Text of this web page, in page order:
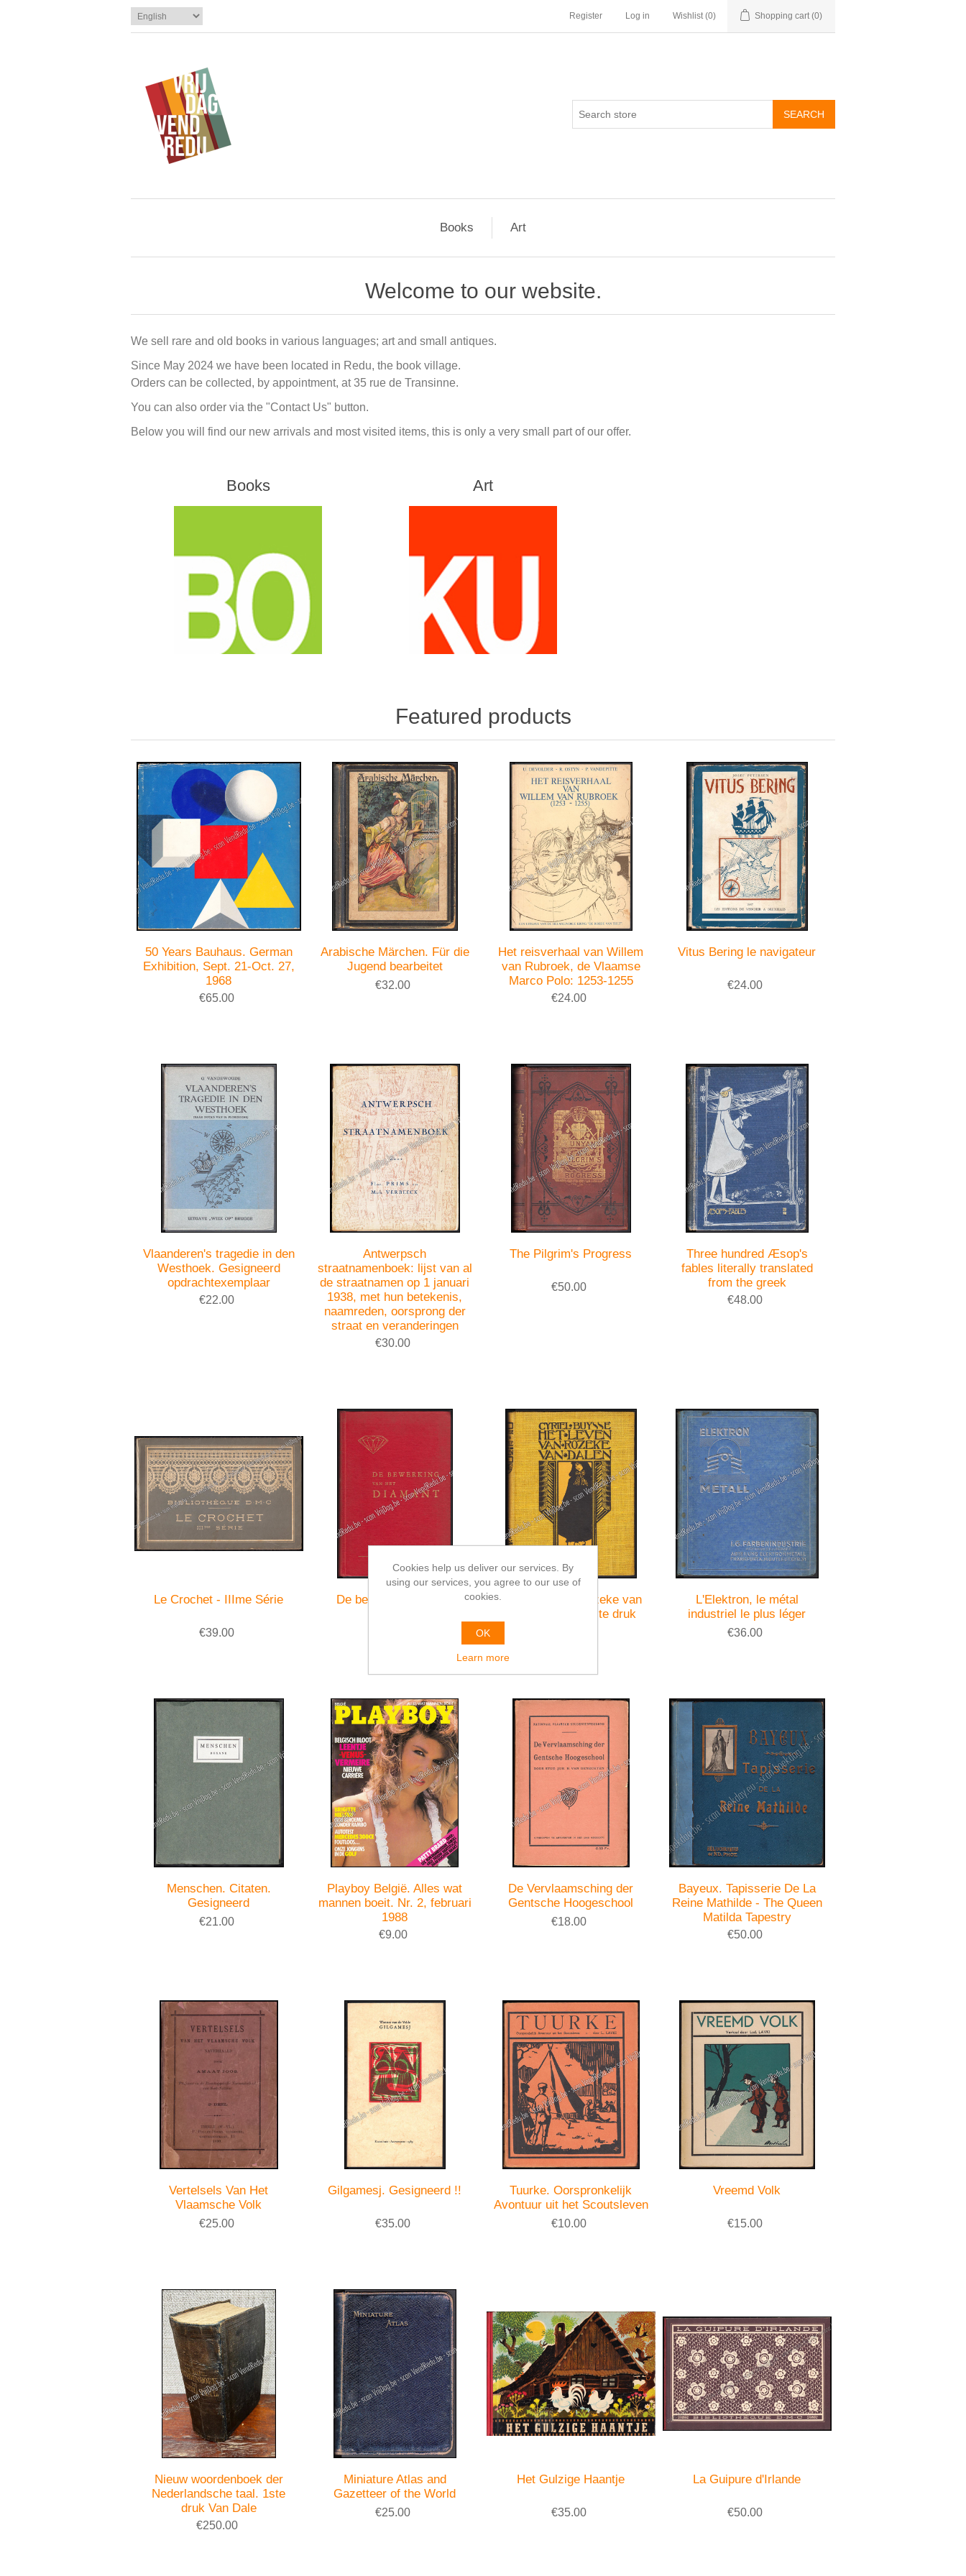
Register Log in Wishlist (0) Shopping cart (0)
Books Art
Welcome to our website.
We sell rare and old books in various languages; art and small antiques.
Since May 2024 we have been located in Redu, the book village.
Orders can be collected, by appointment, at 35 rue de Transinne.
You can also order via the "Contact Us" button.
Below you will find our new arrivals and most visited items, this is only a very small part of our offer.
Books Art
Featured products
50 Years Bauhaus. German
Exhibition, Sept. 21-Oct. 27,
1968
€65.00
Arabische Märchen. Für die
Jugend bearbeitet
€32.00
Het reisverhaal van Willem
van Rubroek, de Vlaamse
Marco Polo: 1253-1255
€24.00
Vitus Bering le navigateur
€24.00
Vlaanderen's tragedie in den
Westhoek. Gesigneerd
opdrachtexemplaar
€22.00
Antwerpsch
straatnamenboek: lijst van al
de straatnamen op 1 januari
1938, met hun betekenis,
naamreden, oorsprong der
straat en veranderingen
€30.00
The Pilgrim's Progress
€50.00
Three hundred Æsop's
fables literally translated
from the greek
€48.00
Le Crochet - IIIme Série
€39.00
De bewerking van het
Het leven van Rozeke van
Dalen. Deel 1. 1ste druk
L'Elektron, le métal
industriel le plus léger
€36.00
Menschen. Citaten.
Gesigneerd
€21.00
Playboy België. Alles wat
mannen boeit. Nr. 2, februari
1988
€9.00
De Vervlaamsching der
Gentsche Hoogeschool
€18.00
Bayeux. Tapisserie De La
Reine Mathilde - The Queen
Matilda Tapestry
€50.00
Vertelsels Van Het
Vlaamsche Volk
€25.00
Gilgamesj. Gesigneerd !!
€35.00
Tuurke. Oorspronkelijk
Avontuur uit het Scoutsleven
€10.00
Vreemd Volk
€15.00
Nieuw woordenboek der
Nederlandsche taal. 1ste
druk Van Dale
€250.00
Miniature Atlas and
Gazetteer of the World
€25.00
Het Gulzige Haantje
€35.00
La Guipure d'Irlande
€50.00
Cookies help us deliver our services. By
using our services, you agree to our use of
cookies.
OK
Learn more